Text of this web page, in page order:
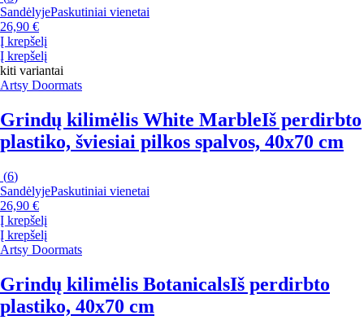
SandėlyjePaskutiniai vienetai
26,90 €
Į krepšelį
Į krepšelį
kiti variantai
Artsy Doormats
Grindų kilimėlis White MarbleIš perdirbto
plastiko, šviesiai pilkos spalvos, 40x70 cm
(6)
SandėlyjePaskutiniai vienetai
26,90 €
Į krepšelį
Į krepšelį
Artsy Doormats
Grindų kilimėlis BotanicalsIš perdirbto
plastiko, 40x70 cm